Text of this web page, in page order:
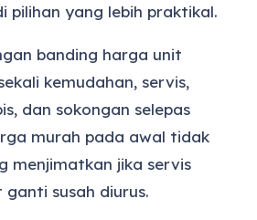
pilihan yang lebih praktikal.
banding harga unit
kemudahan, servis,
dan sokongan selepas
murah pada awal tidak
menjimatkan jika servis
susah diurus.